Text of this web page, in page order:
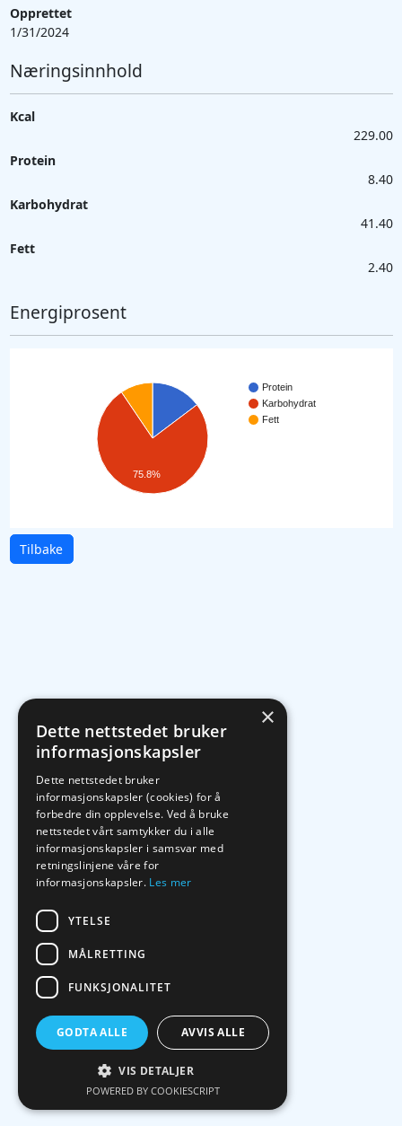
Opprettet
1/31/2024
Næringsinnhold
Kcal
229.00
Protein
8.40
Karbohydrat
41.40
Fett
2.40
Energiprosent
Protein
Karbohydrat
Fett
75.8%
Tilbake
×
Dette nettstedet bruker
informasjonskapsler
Dette nettstedet bruker
informasjonskapsler (cookies) for å
forbedre din opplevelse. Ved å bruke
nettstedet vårt samtykker du i alle
informasjonskapsler i samsvar med
retningslinjene våre for
informasjonskapsler. Les mer
YTELSE
MÅLRETTING
FUNKSJONALITET
GODTA ALLE AVVIS ALLE
VIS DETALJER
POWERED BY COOKIESCRIPT